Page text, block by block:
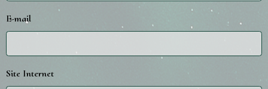
E-mail
Site Internet